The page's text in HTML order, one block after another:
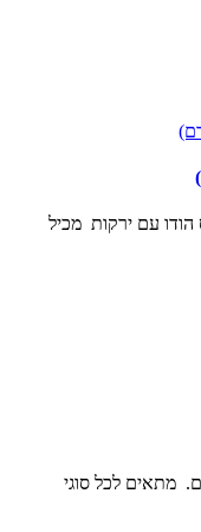
הודו עם ירקות מכיל
מתאים לכל סוגי